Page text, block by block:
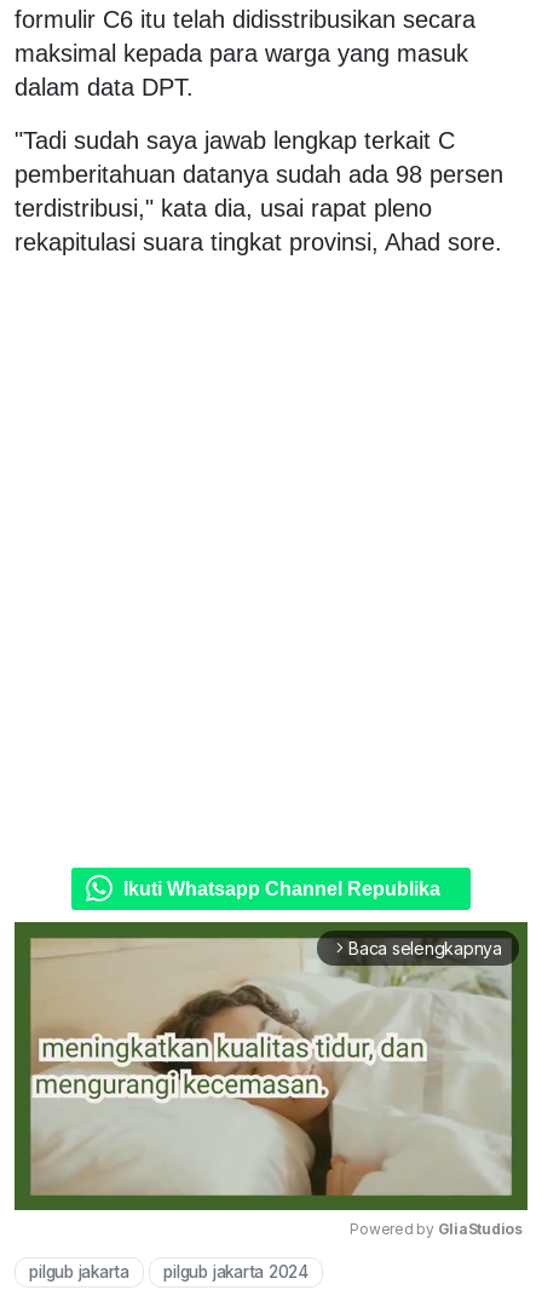
formulir C6 itu telah didisstribusikan secara
maksimal kepada para warga yang masuk
dalam data DPT.
"Tadi sudah saya jawab lengkap terkait C
pemberitahuan datanya sudah ada 98 persen
terdistribusi," kata dia, usai rapat pleno
rekapitulasi suara tingkat provinsi, Ahad sore.
Ikuti Whatsapp Channel Republika
arrow_forward_ios Baca selengkapnya
Powered by GliaStudios
pilgub jakarta pilgub jakarta 2024